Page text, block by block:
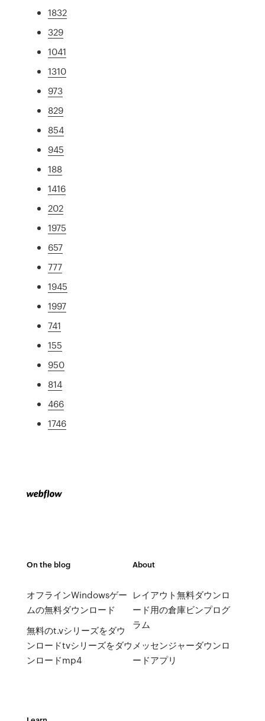
1832
329
1041
1310
973
829
854
945
188
1416
202
1975
657
777
1945
1997
741
155
950
814
466
1746
On the blog
オフラインWindowsゲー
ムの無料ダウンロード
無料のt.vシリーズをダウ
ンロードtvシリーズをダウ
ンロードmp4
About
レイアウト無料ダウンロ
ード用の倉庫ビンプログ
ラム
メッセンジャーダウンロ
ードアプリ